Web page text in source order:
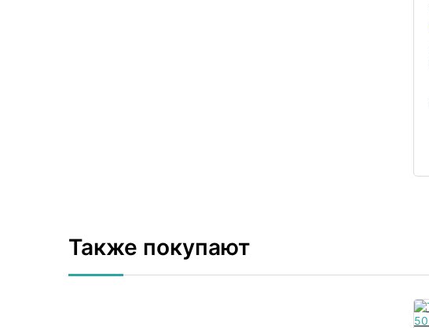
Также покупают